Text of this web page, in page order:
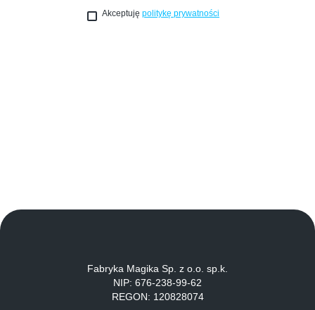
Akceptuję politykę prywatności
Fabryka Magika Sp. z o.o. sp.k.
NIP: 676-238-99-62
REGON: 120828074